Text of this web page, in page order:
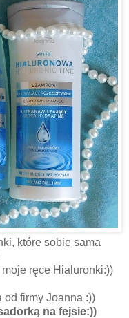
które sobie sama
moje ręce Hialuronki:))
od firmy Joanna :))
na fejsie:))